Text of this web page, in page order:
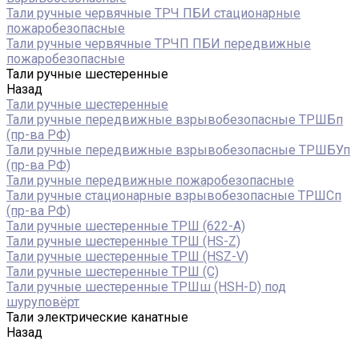
Тали ручные червячные ТРЧ ПБИ стационарные
пожаробезопасные
Тали ручные червячные ТРЧП ПБИ передвижные
пожаробезопасные
Тали ручные шестеренные
Назад
Тали ручные шестеренные
Тали ручные передвижные взрывобезопасные ТРШБп
(пр-ва РФ)
Тали ручные передвижные взрывобезопасные ТРШБУп
(пр-ва РФ)
Тали ручные передвижные пожаробезопасные
Тали ручные стационарные взрывобезопасные ТРШСп
(пр-ва РФ)
Тали ручные шестеренные ТРШ (622-A)
Тали ручные шестеренные ТРШ (HS-Z)
Тали ручные шестеренные ТРШ (HSZ-V)
Тали ручные шестеренные ТРШ (С)
Тали ручные шестеренные ТРШш (HSH-D) под
шуруповёрт
Тали электрические канатные
Назад